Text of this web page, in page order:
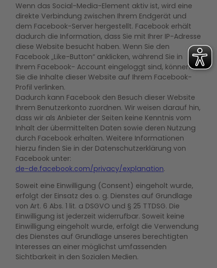
Wenn das Social-Media-Element aktiv ist, wird eine
direkte Verbindung zwischen Ihrem Endgerät und
dem Facebook-Server hergestellt. Facebook erhält
dadurch die Information, dass Sie mit Ihrer IP-Adresse
diese Website besucht haben. Wenn Sie den
Facebook „Like-Button“ anklicken, während Sie in
Ihrem Facebook- Account eingeloggt sind, können
Sie die Inhalte dieser Website auf Ihrem Facebook-
Profil verlinken.
Dadurch kann Facebook den Besuch dieser Website
Ihrem Benutzerkonto zuordnen. Wir weisen darauf hin,
dass wir als Anbieter der Seiten keine Kenntnis vom
Inhalt der übermittelten Daten sowie deren Nutzung
durch Facebook erhalten. Weitere Informationen
hierzu finden Sie in der Datenschutzerklärung von
Facebook unter:
de-de.facebook.com/privacy/explanation.
Soweit eine Einwilligung (Consent) eingeholt wurde,
erfolgt der Einsatz des o. g. Dienstes auf Grundlage
von Art. 6 Abs. 1 lit. a DSGVO und § 25 TTDSG. Die
Einwilligung ist jederzeit widerrufbar. Soweit keine
Einwilligung eingeholt wurde, erfolgt die Verwendung
des Dienstes auf Grundlage unseres berechtigten
Interesses an einer möglichst umfassenden
Sichtbarkeit in den Sozialen Medien.